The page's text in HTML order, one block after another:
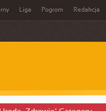
Liga Pogrom Redakcja